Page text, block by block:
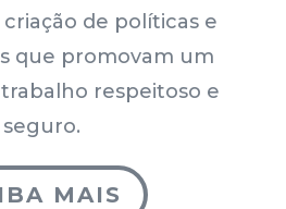
de políticas e
que promovam um
respeitoso e
seguro.
MAIS